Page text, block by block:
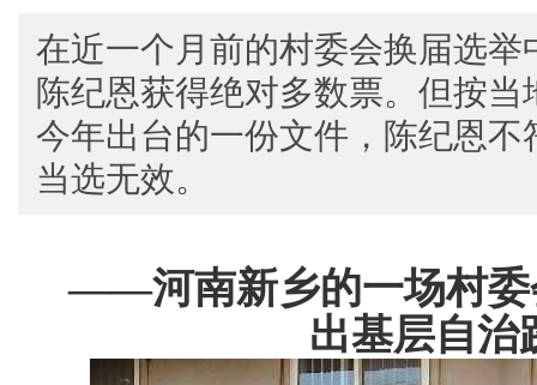
在近一个月前的村委会换届选
陈纪恩获得绝对多数票。但按
今年出台的一份文件，陈纪恩
当选无效。
——河南新乡的一场村委
出基层自治